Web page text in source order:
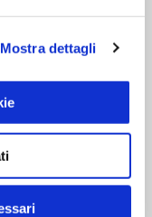
Mostra dettagli